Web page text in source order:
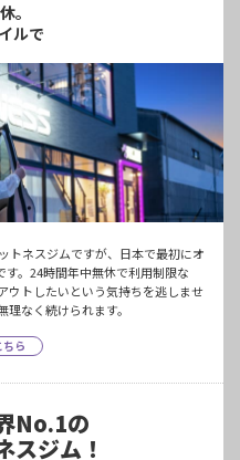
。
ルで
トネスジムですが、日本で最初にオ
。24時間年中無休で利用制限な
ウトしたいという気持ちを逃しませ
なく続けられます。
ら
No.1の
スジム！